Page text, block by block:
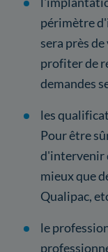
périmètre
sera près
profiter de
demandes
les
Pour être
d'intervenir
mieux que
Qualipac,
le